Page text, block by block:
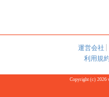
運営会社
利用規
Copyright (c) 2026